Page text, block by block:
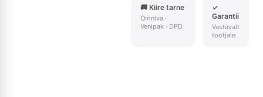
🚚 Kiire tarne
Omniva ·
Venipak · DPD
✓
Garantii
Vastavalt
tootjale